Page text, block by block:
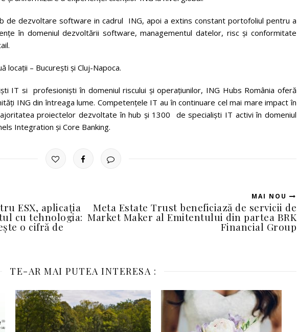
de dezvoltare software in cadrul ING, apoi a extins constant portofoliul pentru a
în domeniul dezvoltării software, managementul datelor, risc și conformitate
locații – București și Cluj-Napoca.
IT si profesioniști în domeniul riscului și operațiunilor, ING Hubs România oferă
ING din întreaga lume. Competențele IT au în continuare cel mai mare impact în
proiectelor dezvoltate în hub și 1300 de specialiști IT activi în domeniul
Integration și Core Banking.
ESX, aplicația
cu tehnologia:
o cifră de
MAI NOU
Meta Estate Trust beneficiază de servicii de
Market Maker al Emitentului din partea BRK
Financial Group
TE-AR MAI PUTEA INTERESA :